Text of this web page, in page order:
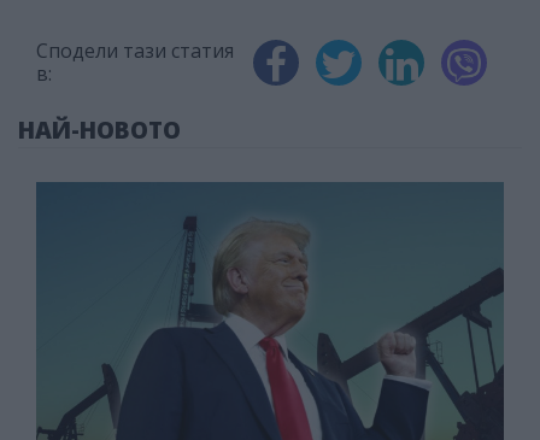
Сподели тази статия
в:
НАЙ-НОВОТО